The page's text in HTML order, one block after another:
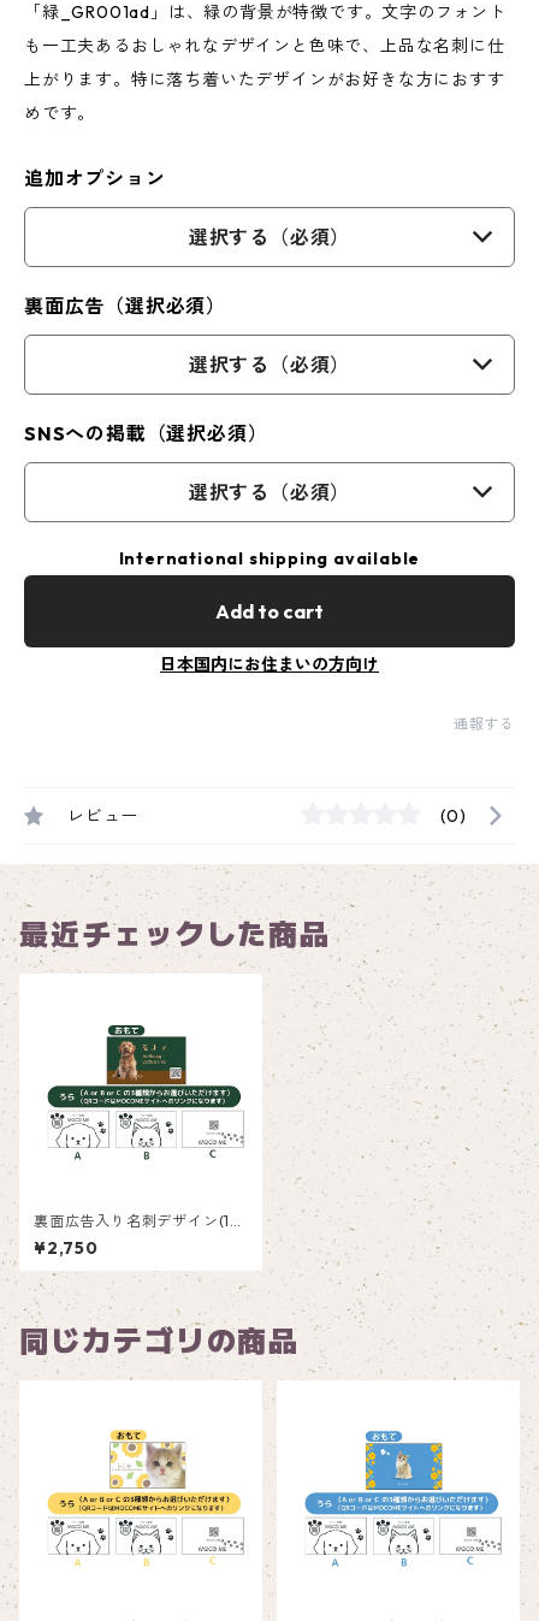
「緑_GR001ad」は、緑の背景が特徴です。文字のフォント
も一工夫あるおしゃれなデザインと色味で、上品な名刺に仕
上がります。特に落ち着いたデザインがお好きな方におすす
めです。
追加オプション
選択する（必須）
裏面広告（選択必須）
選択する（必須）
SNSへの掲載（選択必須）
選択する（必須）
International shipping available
Add to cart
日本国内にお住まいの方向け
通報する
レビュー (0)
最近チェックした商品
裏面広告入り名刺デザイン(1箱
50枚入り)_緑_GR001ad
¥2,750
同じカテゴリの商品